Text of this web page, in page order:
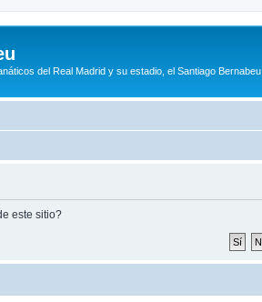
del Real Madrid y su estadio, el Santiago Bernabeu
este sitio?